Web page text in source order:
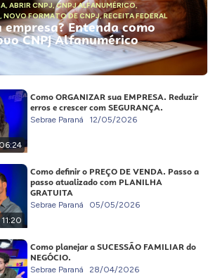
, ABRIR CNPJ,CNPJ ALFANUMÉRICO,
, NOVO FORMATO DE CNPJ,RECEITA FEDERAL
Entenda como
CNPJ Alfanumérico
Como ORGANIZAR sua EMPRESA. Reduzir
erros e crescer com SEGURANÇA.
Sebrae Paraná 12/05/2026
11:20
Como definir o PREÇO DE VENDA. Passo a
passo atualizado com PLANILHA
GRATUITA
Sebrae Paraná 05/05/2026
Como planejar a SUCESSÃO FAMILIAR do
NEGÓCIO.
Sebrae Paraná 28/04/2026